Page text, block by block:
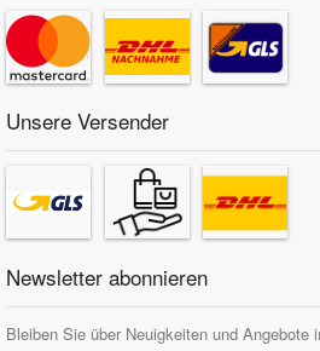
Unsere Versender
Newsletter abonnieren
Bleiben Sie über Neuigkeiten und Angebote